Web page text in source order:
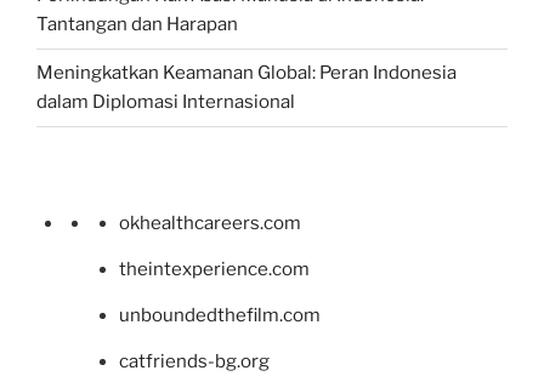
Tantangan dan Harapan
Meningkatkan Keamanan Global: Peran Indonesia
dalam Diplomasi Internasional
okhealthcareers.com
theintexperience.com
unboundedthefilm.com
catfriends-bg.org